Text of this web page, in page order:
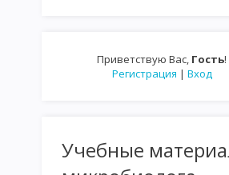
ФИЗИОЛОГИЯ МИКРООРГАНИЗМОВ
МЕТОД КУЛЬТИВИРОВАНИЯ И
Приветствую Вас, Гость!
Регистрация | Вход
Учебные